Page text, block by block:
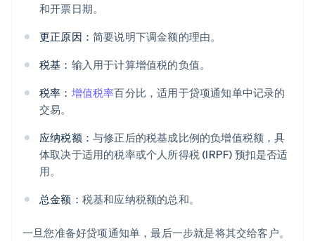
和开票日期。
更正原因： 简要说明下调金额的理由。
税基： 输入用于计算增值税的负值。
税率： 增值税率百分比，适用于贷项通知单中记录的
交易。
应纳税额： 与修正后的税基成比例的负增值税额，具
体取决于适用的税率或个人所得税 (IRPF) 预扣是否适
用。
总金额： 税基和应纳税额的总和。
一旦您准备好贷项通知单，最后一步就是将其交给客户。